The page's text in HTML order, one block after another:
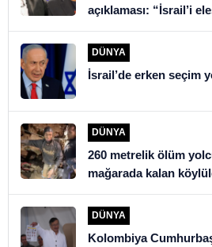
açıklaması: “İsrail’i
alınmadık”
DÜNYA
İsrail’de erken seçim
DÜNYA
260 metrelik ölüm
mağarada kalan
şoke etti
DÜNYA
Kolombiya